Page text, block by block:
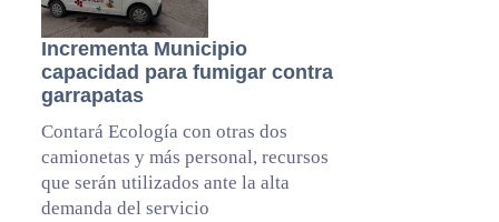
Incrementa Municipio
capacidad para fumigar contra
garrapatas
Contará Ecología con otras dos
camionetas y más personal, recursos
que serán utilizados ante la alta
demanda del servicio